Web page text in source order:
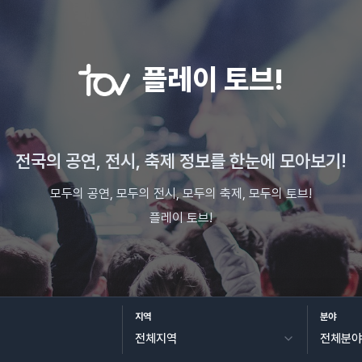
플레이 토브!
전국의 공연, 전시, 축제 정보를 한눈에 모아보기!
모두의 공연, 모두의 전시, 모두의 축제, 모두의 토브!
플레이 토브!
지역 분야